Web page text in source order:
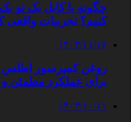
چگونه با کابل بک تو
کنیم؟ تجربیات واقعی
۱۴۰۳/۱۱/۱۷
روغن کمپرسور اطلس
برای عملکرد مطمئن و
۱۴۰۳/۱۰/۱۱